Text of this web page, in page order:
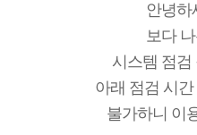
안녕하
보다
시스템 점검
아래 점검 시간
불가하니 이